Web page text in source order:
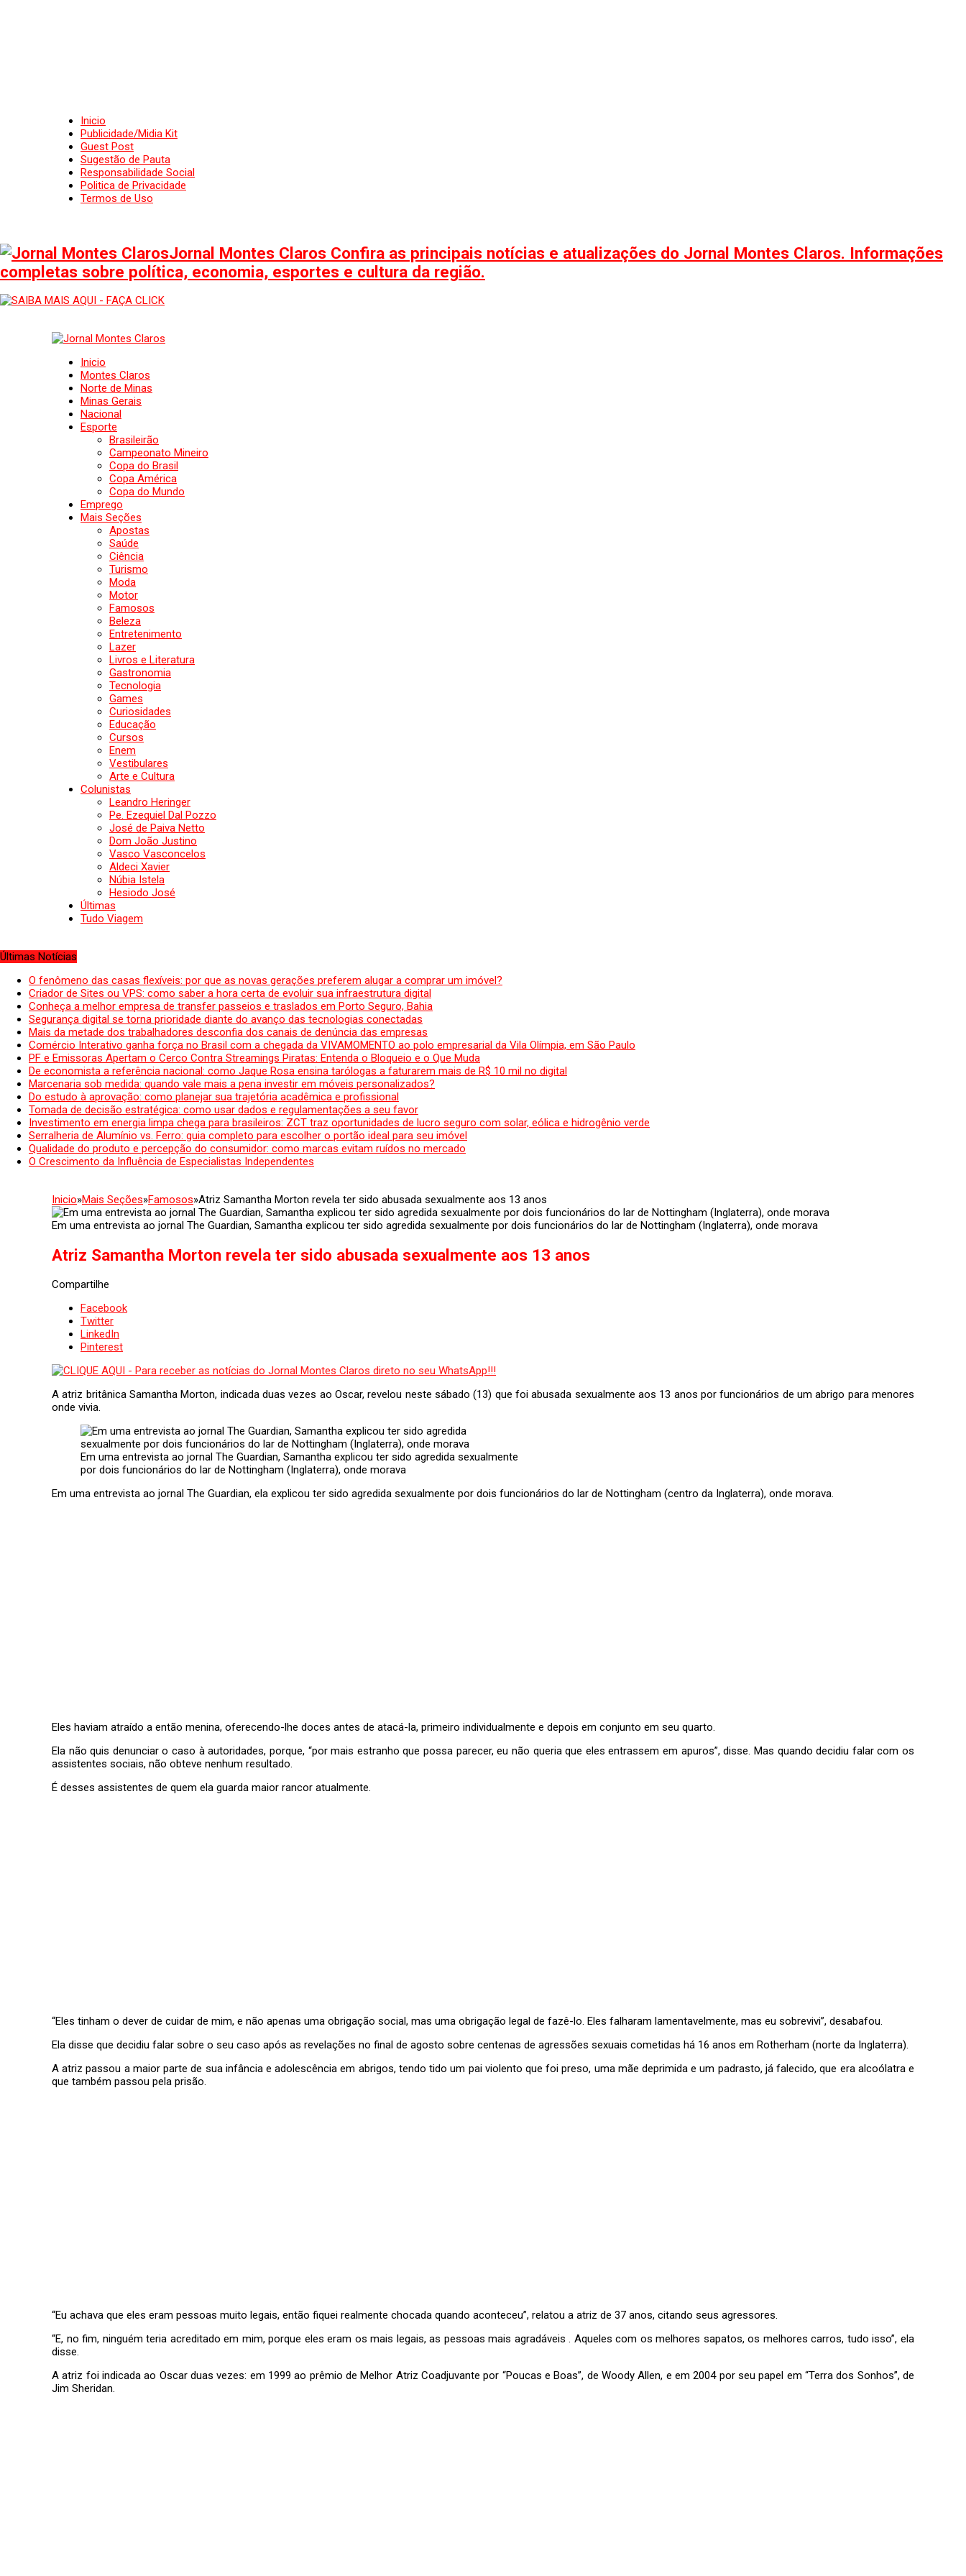
Inicio
Publicidade/Midia Kit
Guest Post
Sugestão de Pauta
Responsabilidade Social
Politica de Privacidade
Termos de Uso
Jornal Montes Claros Confira as principais notícias e atualizações do Jornal Montes Claros. Informações
completas sobre política, economia, esportes e cultura da região.
Inicio
Montes Claros
Norte de Minas
Minas Gerais
Nacional
Esporte
Brasileirão
Campeonato Mineiro
Copa do Brasil
Copa América
Copa do Mundo
Emprego
Mais Seções
Apostas
Saúde
Ciência
Turismo
Moda
Motor
Famosos
Beleza
Entretenimento
Lazer
Livros e Literatura
Gastronomia
Tecnologia
Games
Curiosidades
Educação
Cursos
Enem
Vestibulares
Arte e Cultura
Colunistas
Leandro Heringer
Pe. Ezequiel Dal Pozzo
José de Paiva Netto
Dom João Justino
Vasco Vasconcelos
Aldeci Xavier
Núbia Istela
Hesiodo José
Últimas
Tudo Viagem
Últimas Notícias
O fenômeno das casas flexíveis: por que as novas gerações preferem alugar a comprar um imóvel?
Criador de Sites ou VPS: como saber a hora certa de evoluir sua infraestrutura digital
Conheça a melhor empresa de transfer passeios e traslados em Porto Seguro, Bahia
Segurança digital se torna prioridade diante do avanço das tecnologias conectadas
Mais da metade dos trabalhadores desconfia dos canais de denúncia das empresas
Comércio Interativo ganha força no Brasil com a chegada da VIVAMOMENTO ao polo empresarial da Vila Olímpia, em São Paulo
PF e Emissoras Apertam o Cerco Contra Streamings Piratas: Entenda o Bloqueio e o Que Muda
De economista a referência nacional: como Jaque Rosa ensina tarólogas a faturarem mais de R$ 10 mil no digital
Marcenaria sob medida: quando vale mais a pena investir em móveis personalizados?
Do estudo à aprovação: como planejar sua trajetória acadêmica e profissional
Tomada de decisão estratégica: como usar dados e regulamentações a seu favor
Investimento em energia limpa chega para brasileiros: ZCT traz oportunidades de lucro seguro com solar, eólica e hidrogênio verde
Serralheria de Alumínio vs. Ferro: guia completo para escolher o portão ideal para seu imóvel
Qualidade do produto e percepção do consumidor: como marcas evitam ruídos no mercado
O Crescimento da Influência de Especialistas Independentes
Inicio»Mais Seções»Famosos»Atriz Samantha Morton revela ter sido abusada sexualmente aos 13 anos
Em uma entrevista ao jornal The Guardian, Samantha explicou ter sido agredida sexualmente por dois funcionários do lar de Nottingham (Inglaterra), onde morava
Atriz Samantha Morton revela ter sido abusada sexualmente aos 13 anos
Compartilhe
Facebook
Twitter
LinkedIn
Pinterest
A atriz britânica Samantha Morton, indicada duas vezes ao Oscar, revelou neste sábado (13) que foi abusada sexualmente aos 13 anos por funcionários de um abrigo para menores
onde vivia.
Em uma entrevista ao jornal The Guardian, Samantha explicou ter sido agredida sexualmente
por dois funcionários do lar de Nottingham (Inglaterra), onde morava
Em uma entrevista ao jornal The Guardian, ela explicou ter sido agredida sexualmente por dois funcionários do lar de Nottingham (centro da Inglaterra), onde morava.
Eles haviam atraído a então menina, oferecendo-lhe doces antes de atacá-la, primeiro individualmente e depois em conjunto em seu quarto.
Ela não quis denunciar o caso à autoridades, porque, “por mais estranho que possa parecer, eu não queria que eles entrassem em apuros”, disse. Mas quando decidiu falar com os
assistentes sociais, não obteve nenhum resultado.
É desses assistentes de quem ela guarda maior rancor atualmente.
“Eles tinham o dever de cuidar de mim, e não apenas uma obrigação social, mas uma obrigação legal de fazê-lo. Eles falharam lamentavelmente, mas eu sobrevivi”, desabafou.
Ela disse que decidiu falar sobre o seu caso após as revelações no final de agosto sobre centenas de agressões sexuais cometidas há 16 anos em Rotherham (norte da Inglaterra).
A atriz passou a maior parte de sua infância e adolescência em abrigos, tendo tido um pai violento que foi preso, uma mãe deprimida e um padrasto, já falecido, que era alcoólatra e
que também passou pela prisão.
“Eu achava que eles eram pessoas muito legais, então fiquei realmente chocada quando aconteceu”, relatou a atriz de 37 anos, citando seus agressores.
“E, no fim, ninguém teria acreditado em mim, porque eles eram os mais legais, as pessoas mais agradáveis . Aqueles com os melhores sapatos, os melhores carros, tudo isso”, ela
disse.
A atriz foi indicada ao Oscar duas vezes: em 1999 ao prêmio de Melhor Atriz Coadjuvante por “Poucas e Boas”, de Woody Allen, e em 2004 por seu papel em “Terra dos Sonhos”, de
Jim Sheridan.